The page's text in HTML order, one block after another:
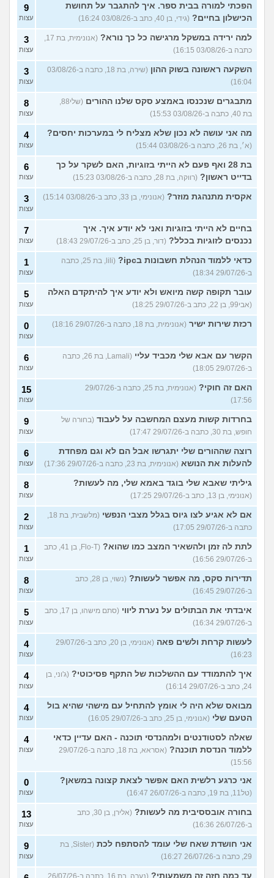
הפכתי למורה בבית ספר. איך להתגבר על תחושת
הכישלון בחיים? (גידי, בן 40, כתב ב-03/08/26 16:24)
9
עצות
למה ירידה במשקל מרגישה כל כך נורא?
כתבה ב-03/08/26 16:15)
3
עצות
השקעה ראשונה בשוק ההון
(שירה, בת 18, כתבה ב-03/08/26
16:04)
3
עצות
מתבגרים שנכנסו באמצע סקס שלנו ההורים
בת 40, כתבה ב-03/08/26 15:53)
8
עצות
מה אני עושה לא נכון שלא מצליח לי במערכות יחסים?
(א׳, בת 26, כתבה ב-03/08/26 15:44)
4
עצות
בת 28 ואף פעם לא הייתי בזוגיות, האם לשקר על כך
בדייט ראשון? (רווקה, בת 28, כתבה ב-03/08/26 15:23)
6
עצות
אקסית מתנהגת מוזר? (אנונימי, בן 33, כתב ב-03/08/26 15:14) 3
עצות
בחיים לא הייתי בזוגיות ואני לא יודע איך. איך
נכנסים לזוגיות בכלל? (דור, בן 25, כתב ב-29/07/26 18:43)
7
עצות
כדאי ללמוד הנהלת חשבונות בipc?
(lili, בת 25, כתבה
ב-29/07/26 18:34)
1
עצות
עובר תקופה קשה מיואש ולא יודע איך להיתקדם האלה
(אבי99, בן 22, כתב ב-29/07/26 18:25)
5
עצות
רכזת שירות ישיר (אנונימית, בת 18, כתבה ב-29/07/26 18:16) 0
עצות
הקשר עם אבא שלי מכביד עליי
(Lamali, בת 26, כתבה
ב-29/07/26 18:05)
6
עצות
האם זה חוקי?
(אנונימית, בת 25, כתבה ב-29/07/26
17:56)
15
עצות
בחרדות קשות מעצם המחשבה על לעבוד (בחורה של
חופש, בת 30, כתבה ב-29/07/26 17:47)
9
עצות
רוצה שההורים שלי יתגרשו אבל הם לא וגם מפחדת
להעלות את הנושא (אנונימית, בת 23, כתבה ב-29/07/26 17:36)
6
עצות
גיליתי שאבא שלי בוגד באמא שלי, מה לעשות?
(אנונימי, בן 13, כתב ב-29/07/26 17:25)
8
עצות
אם לא אגיע לצו גיוס בגלל מצבי הנפשי
כתבה ב-29/07/26 17:05)
2
עצות
לתת לה זמן ולהשאיר המצב כמו שהוא?
(Flo-T, בן 41, כתב
ב-29/07/26 16:56)
1
עצות
תדירות סקס, מה אפשר לעשות?
(נשוי, בן 28, כתב
ב-29/07/26 16:45)
8
עצות
איבדתי את הבתולים על נערת ליווי
(סתם מישהו, בן 17, כתב
ב-29/07/26 16:34)
5
עצות
לעשות קרחת ולשים פאה
(אנונימי, בן 20, כתב ב-29/07/26
16:23)
4
עצות
איך להתמודד עם ההשלכות של התקף פסיכוטי? (ג'וני, בן
24, כתב ב-29/07/26 16:14)
4
עצות
מבואס שלא היה לי אומץ להתחיל עם מישהי שהיא בול
הטעם שלי (אנונימי, בן 25, כתב ב-29/07/26 16:05)
4
עצות
שאלה לסטודנטים ולמהנדסי תוכנה - האם עדיין כדאי
ללמוד הנדסת תוכנה?
(אסראא, בת 18, כתבה ב-29/07/26
15:56)
4
עצות
אני כרגע רלשית האם אפשר לצאת קצונה במשאן?
(טל11, בת 19, כתבה ב-26/07/26 16:47)
0
עצות
בחורה אובססיבית מה לעשות?
(אלירן, בן 30, כתב
ב-26/07/26 16:36)
13
עצות
אני חושדת שאח שלי עומד להסתפח לכת
(Sister, בת
29, כתבה ב-26/07/26 16:27)
9
עצות
עד כמה חזה זה משמעותי? (נערה, בת 16, כתבה ב-26/07/26